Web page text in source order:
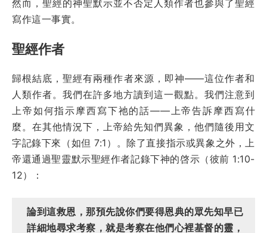
然而，聖經的神聖默示並不否定人類作者也參與了聖經
寫作這一事實。
聖經作者
歸根結底，聖經有兩種作者來源，即神——這位作者和
人類作者。我們在許多地方讀到這一觀點。我們注意到
上帝如何指示摩西寫下祂的話——上帝告訴摩西寫什
麼。在其他情況下，上帝給先知們異象，他們隨後用文
字記錄下來（如但 7:1）。除了直接指示或異象之外，上
帝還通過聖靈默示聖經作者記錄下神的啓示（彼前 1:10-
12）：
論到這救恩，那預先說你們要得恩典的眾先知早已
詳細地尋求考察，就是考察在他們心裡基督的靈，